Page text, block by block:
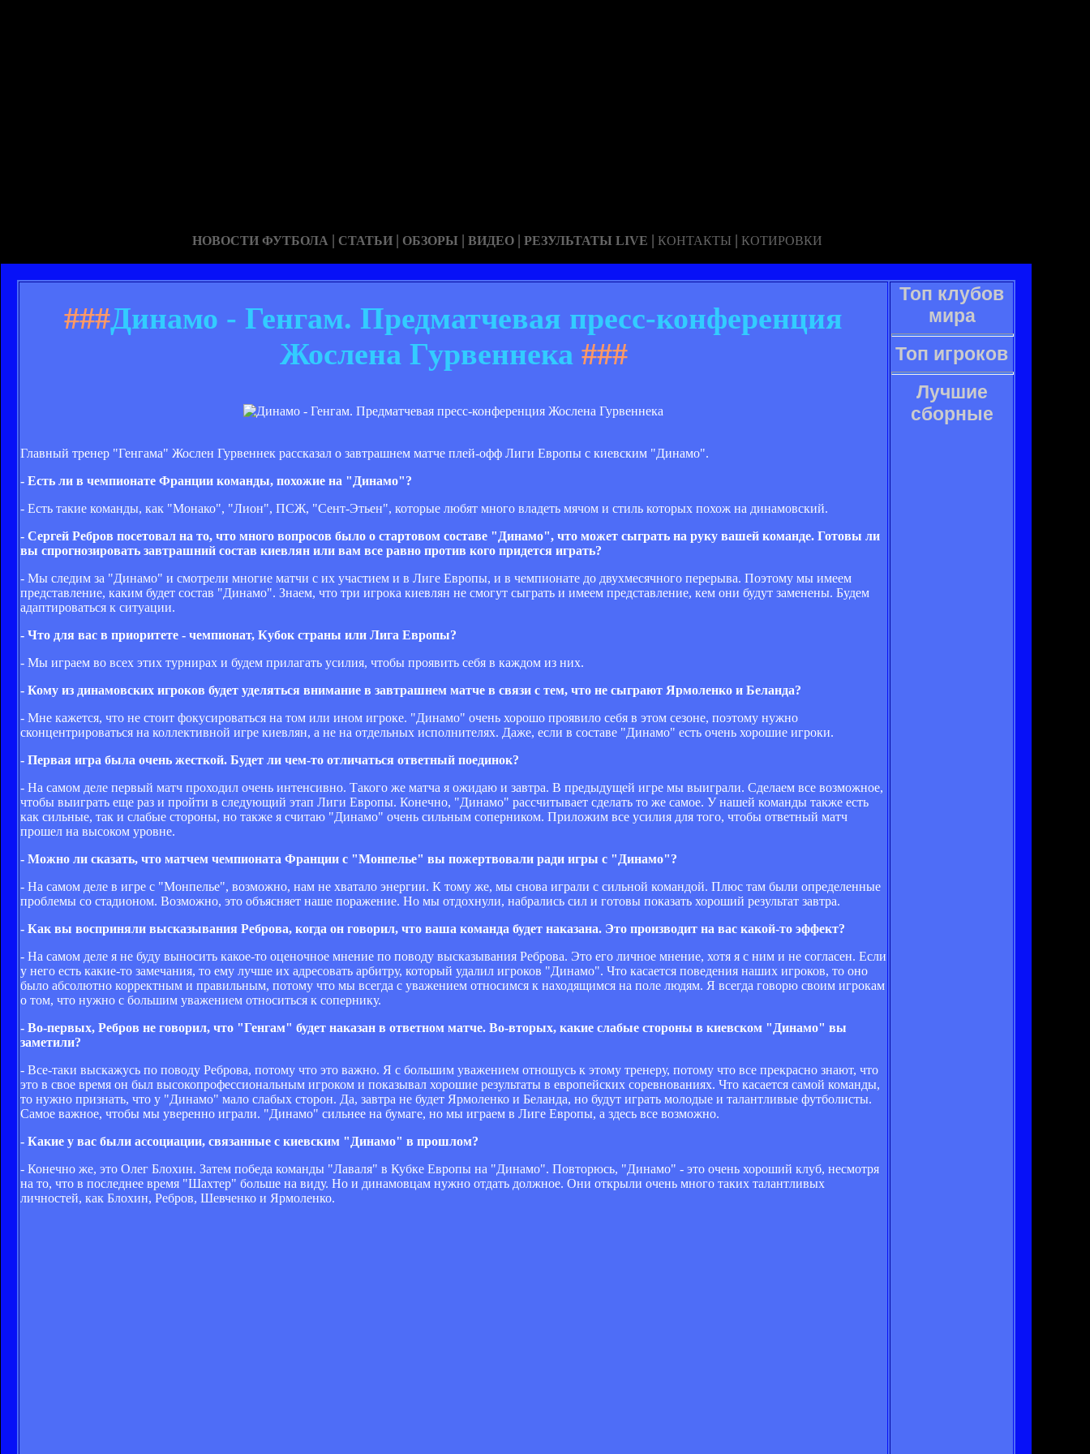
НОВОСТИ ФУТБОЛА | СТАТЬИ | ОБЗОРЫ | ВИДЕО | РЕЗУЛЬТАТЫ LIVE | КОНТАКТЫ | КОТИРОВКИ
###Динамо - Генгам. Предматчевая пресс-конференция
Жослена Гурвеннека###
Главный тренер "Генгама" Жослен Гурвеннек рассказал о завтрашнем матче плей-офф Лиги Европы с киевским "Динамо".
- Есть ли в чемпионате Франции команды, похожие на "Динамо"?
- Есть такие команды, как "Монако", "Лион", ПСЖ, "Сент-Этьен", которые любят много владеть мячом и стиль которых похож на динамовский.
- Сергей Ребров посетовал на то, что много вопросов было о стартовом составе "Динамо", что может сыграть на руку вашей команде. Готовы ли
вы спрогнозировать завтрашний состав киевлян или вам все равно против кого придется играть?
- Мы следим за "Динамо" и смотрели многие матчи с их участием и в Лиге Европы, и в чемпионате до двухмесячного перерыва. Поэтому мы имеем
представление, каким будет состав "Динамо". Знаем, что три игрока киевлян не смогут сыграть и имеем представление, кем они будут заменены. Будем
адаптироваться к ситуации.
- Что для вас в приоритете - чемпионат, Кубок страны или Лига Европы?
- Мы играем во всех этих турнирах и будем прилагать усилия, чтобы проявить себя в каждом из них.
- Кому из динамовских игроков будет уделяться внимание в завтрашнем матче в связи с тем, что не сыграют Ярмоленко и Беланда?
- Мне кажется, что не стоит фокусироваться на том или ином игроке. "Динамо" очень хорошо проявило себя в этом сезоне, поэтому нужно
сконцентрироваться на коллективной игре киевлян, а не на отдельных исполнителях. Даже, если в составе "Динамо" есть очень хорошие игроки.
- Первая игра была очень жесткой. Будет ли чем-то отличаться ответный поединок?
- На самом деле первый матч проходил очень интенсивно. Такого же матча я ожидаю и завтра. В предыдущей игре мы выиграли. Сделаем все возможное,
чтобы выиграть еще раз и пройти в следующий этап Лиги Европы. Конечно, "Динамо" рассчитывает сделать то же самое. У нашей команды также есть
как сильные, так и слабые стороны, но также я считаю "Динамо" очень сильным соперником. Приложим все усилия для того, чтобы ответный матч
прошел на высоком уровне.
- Можно ли сказать, что матчем чемпионата Франции с "Монпелье" вы пожертвовали ради игры с "Динамо"?
- На самом деле в игре с "Монпелье", возможно, нам не хватало энергии. К тому же, мы снова играли с сильной командой. Плюс там были определенные
проблемы со стадионом. Возможно, это объясняет наше поражение. Но мы отдохнули, набрались сил и готовы показать хороший результат завтра.
- Как вы восприняли высказывания Реброва, когда он говорил, что ваша команда будет наказана. Это производит на вас какой-то эффект?
- На самом деле я не буду выносить какое-то оценочное мнение по поводу высказывания Реброва. Это его личное мнение, хотя я с ним и не согласен. Если
у него есть какие-то замечания, то ему лучше их адресовать арбитру, который удалил игроков "Динамо". Что касается поведения наших игроков, то оно
было абсолютно корректным и правильным, потому что мы всегда с уважением относимся к находящимся на поле людям. Я всегда говорю своим игрокам
о том, что нужно с большим уважением относиться к сопернику.
- Во-первых, Ребров не говорил, что "Генгам" будет наказан в ответном матче. Во-вторых, какие слабые стороны в киевском "Динамо" вы
заметили?
- Все-таки выскажусь по поводу Реброва, потому что это важно. Я с большим уважением отношусь к этому тренеру, потому что все прекрасно знают, что
это в свое время он был высокопрофессиональным игроком и показывал хорошие результаты в европейских соревнованиях. Что касается самой команды,
то нужно признать, что у "Динамо" мало слабых сторон. Да, завтра не будет Ярмоленко и Беланда, но будут играть молодые и талантливые футболисты.
Самое важное, чтобы мы уверенно играли. "Динамо" сильнее на бумаге, но мы играем в Лиге Европы, а здесь все возможно.
- Какие у вас были ассоциации, связанные с киевским "Динамо" в прошлом?
- Конечно же, это Олег Блохин. Затем победа команды "Лаваля" в Кубке Европы на "Динамо". Повторюсь, "Динамо" - это очень хороший клуб, несмотря
на то, что в последнее время "Шахтер" больше на виду. Но и динамовцам нужно отдать должное. Они открыли очень много таких талантливых
личностей, как Блохин, Ребров, Шевченко и Ярмоленко.
Топ клубов
мира
Топ игроков
Лучшие
сборные